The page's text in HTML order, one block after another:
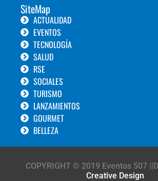
SiteMap
ACTUALIDAD
EVENTOS
TECNOLOGÍA
SALUD
RSE
SOCIALES
TURISMO
LANZAMIENTOS
GOURMET
BELLEZA
COPYRIGHT © 2019 Eventos 507
Creative Design